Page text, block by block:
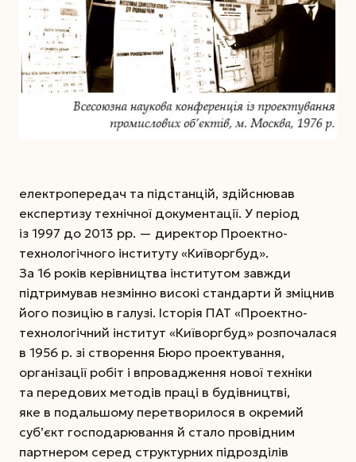
електропередач та підстанцій, здійснював
експертизу технічної документації. У період
із 1997 до 2013 рр. — директор Проектно-
технологічного інституту «Київоргбуд».
За 16 років керівництва інститутом завжди
підтримував незмінно високі стандарти й зміцнив
його позицію в галузі. Історія ПАТ «Проектно-
технологічний інститут «Київоргбуд» розпочалася
в 1956 р. зі створення Бюро проектування,
організації робіт і впровадження нової техніки
та передових методів праці в будівництві,
яке в подальшому перетворилося в окремий
суб’єкт господарювання й стало провідним
партнером серед структурних підрозділів